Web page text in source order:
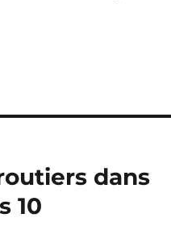
dans
10